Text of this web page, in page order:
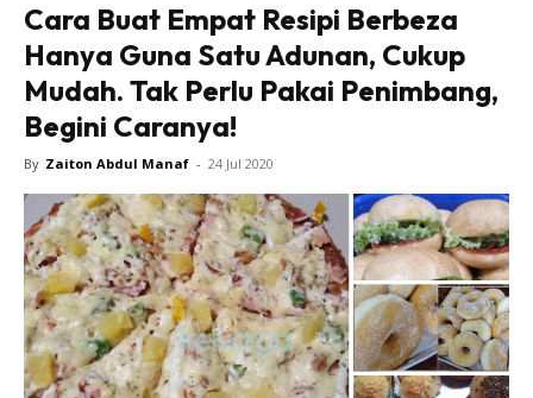
Cara Buat Empat Resipi Berbeza
Hanya Guna Satu Adunan, Cukup
Mudah. Tak Perlu Pakai Penimbang,
Begini Caranya!
By Zaiton Abdul Manaf - 24 Jul 2020